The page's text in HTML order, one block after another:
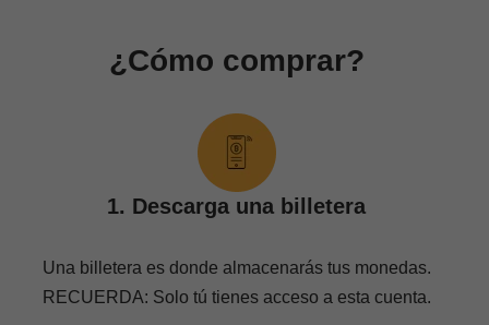
¿Cómo comprar?
1. Descarga una billetera
Una billetera es donde almacenarás tus monedas.
RECUERDA: Solo tú tienes acceso a esta cuenta.